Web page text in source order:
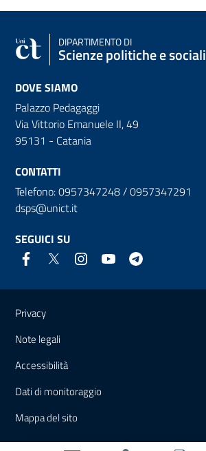
DIPARTIMENTO DI
Scienze politiche e sociali
DOVE SIAMO
Palazzo Pedagaggi
Via Vittorio Emanuele II, 49
95131 - Catania
CONTATTI
Telefono: 0957347248 / 0957347291
dsps@unict.it
SEGUICI SU
Link e informazioni utili
Privacy
Note legali
Accessibilità
Dati di monitoraggio
Mappa del sito